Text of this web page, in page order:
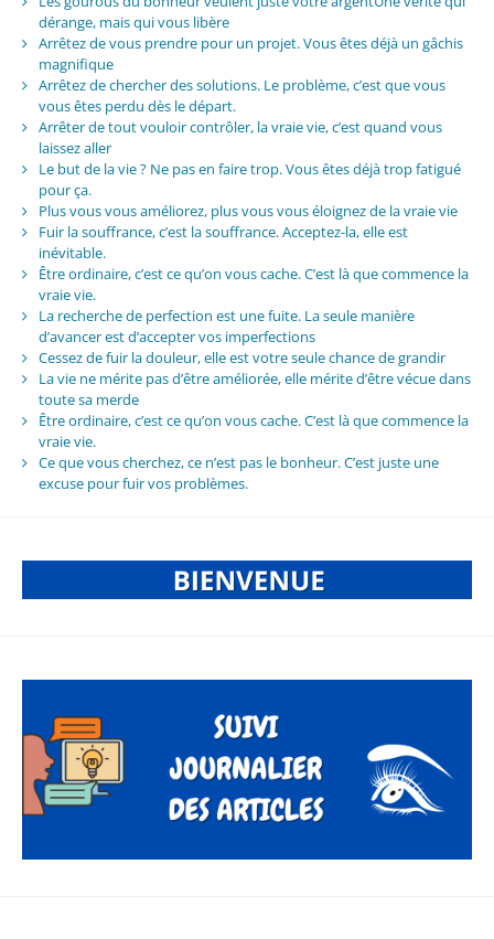
dérange, mais qui vous libère
Arrêtez de vous prendre pour un projet. Vous êtes déjà un gâchis
magnifique
Arrêtez de chercher des solutions. Le problème, c’est que vous
vous êtes perdu dès le départ.
Arrêter de tout vouloir contrôler, la vraie vie, c’est quand vous
laissez aller
Le but de la vie ? Ne pas en faire trop. Vous êtes déjà trop fatigué
pour ça.
Plus vous vous améliorez, plus vous vous éloignez de la vraie vie
Fuir la souffrance, c’est la souffrance. Acceptez-la, elle est
inévitable.
Être ordinaire, c’est ce qu’on vous cache. C’est là que commence la
vraie vie.
La recherche de perfection est une fuite. La seule manière
d’avancer est d’accepter vos imperfections
Cessez de fuir la douleur, elle est votre seule chance de grandir
La vie ne mérite pas d’être améliorée, elle mérite d’être vécue dans
toute sa merde
Être ordinaire, c’est ce qu’on vous cache. C’est là que commence la
vraie vie.
Ce que vous cherchez, ce n’est pas le bonheur. C’est juste une
excuse pour fuir vos problèmes.